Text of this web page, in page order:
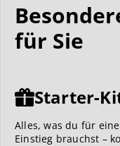
für Sie
Starter-
Alles, was du für
Einstieg brauchst –